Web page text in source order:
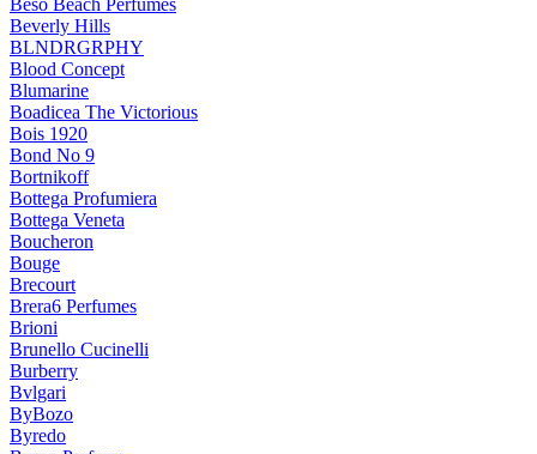
Beso Beach Perfumes
Beverly Hills
BLNDRGRPHY
Blood Concept
Blumarine
Boadicea The Victorious
Bois 1920
Bond No 9
Bortnikoff
Bottega Profumiera
Bottega Veneta
Boucheron
Bouge
Brecourt
Brera6 Perfumes
Brioni
Brunello Cucinelli
Burberry
Bvlgari
ByBozo
Byredo